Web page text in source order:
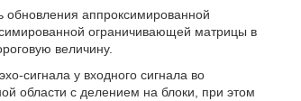
обновления аппроксимированной
ограничивающей матрицы в
величину.
сигнала у входного сигнала во
области с делением на блоки, при этом